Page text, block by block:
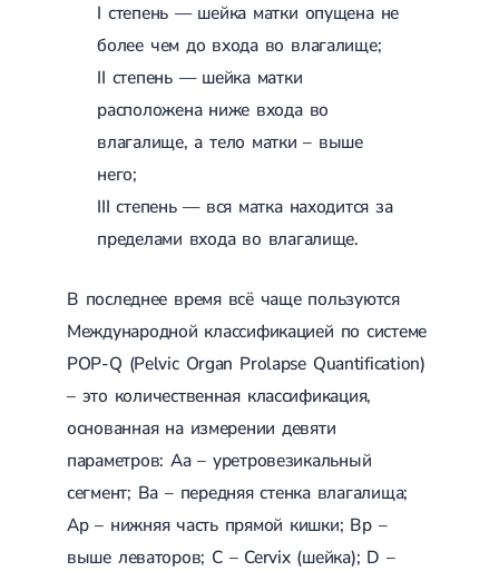
Разрыв связок плечевого сустава
Разрыв связок локтевого сустава
Разрыв связок голеностопа
Травмы сухожилий и мышц
Эндокринология
Сахарный диабет
Сахарный диабет 1 типа
Сахарный диабет 2 типа
Несахарный диабет
Диффузный токсический зоб (Базедова болезнь)
Узловой зоб
Диффузный зоб
Тиреоидит
Аутоиммунный тиреоидит
Хронический тиреоидит
Гипотиреоз
Болезнь Иценко-Кушинга
Гирсутизм
I степень — шейка матки опущена не
более чем до входа во влагалище;
II степень — шейка матки
расположена ниже входа во
влагалище, а тело матки – выше
него;
III степень — вся матка находится за
пределами входа во влагалище.
В последнее время всё чаще пользуются
Международной классификацией по системе
POP-Q (Pelvic Organ Prolapse Quantification)
– это количественная классификация,
основанная на измерении девяти
параметров: Аa – уретровезикальный
сегмент; Ва – передняя стенка влагалища;
Аp – нижняя часть прямой кишки; Bp –
выше леваторов; С – Cervix (шейка); D –